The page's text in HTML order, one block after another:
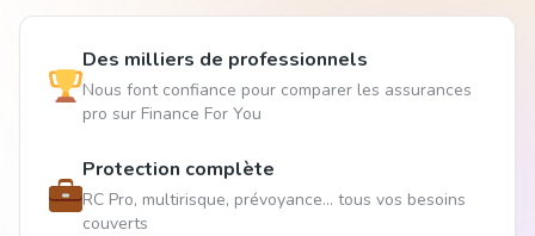
Des milliers de professionnels
Nous font confiance pour comparer les assurances
pro sur Finance For You
Protection complète
RC Pro, multirisque, prévoyance... tous vos besoins
couverts